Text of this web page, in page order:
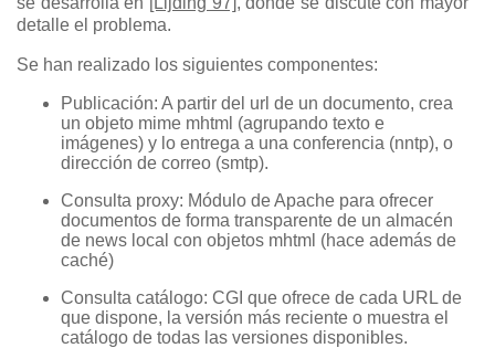
detalle el problema.
Se han realizado los siguientes componentes:
Publicación: A partir del url de un documento, crea
un objeto mime mhtml (agrupando texto e
imágenes) y lo entrega a una conferencia (nntp), o
dirección de correo (smtp).
Consulta proxy: Módulo de Apache para ofrecer
documentos de forma transparente de un almacén
de news local con objetos mhtml (hace además de
caché)
Consulta catálogo: CGI que ofrece de cada URL de
que dispone, la versión más reciente o muestra el
catálogo de todas las versiones disponibles.